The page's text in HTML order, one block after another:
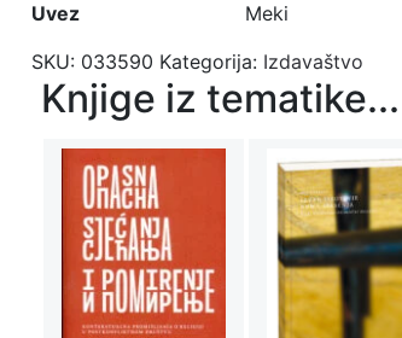
Uvez
Meki
SKU: 033590 Kategorija: Izdavaštvo
Knjige iz tematike...